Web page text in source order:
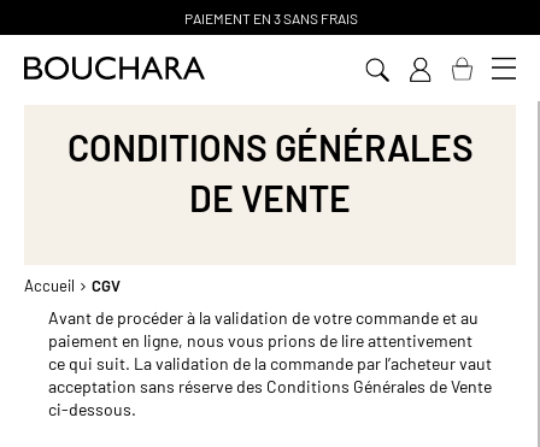
PAIEMENT EN 3 SANS FRAIS
CONDITIONS GÉNÉRALES
DE VENTE
Accueil CGV
Avant de procéder à la validation de votre commande et au
paiement en ligne, nous vous prions de lire attentivement
ce qui suit. La validation de la commande par l’acheteur vaut
acceptation sans réserve des Conditions Générales de Vente
ci-dessous.